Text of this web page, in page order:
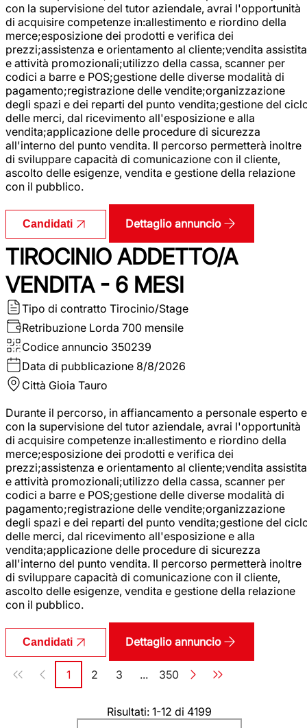
con la supervisione del tutor aziendale, avrai l'opportunità
di acquisire competenze in:allestimento e riordino della
merce;esposizione dei prodotti e verifica dei
prezzi;assistenza e orientamento al cliente;vendita assistita
e attività promozionali;utilizzo della cassa, scanner per
codici a barre e POS;gestione delle diverse modalità di
pagamento;registrazione delle vendite;organizzazione
degli spazi e dei reparti del punto vendita;gestione del
delle merci, dal ricevimento all'esposizione e alla
vendita;applicazione delle procedure di sicurezza
all'interno del punto vendita. Il percorso permetterà inoltre
di sviluppare capacità di comunicazione con il cliente,
ascolto delle esigenze, vendita e gestione della relazione
con il pubblico.
Candidati Dettaglio annuncio
TIROCINIO ADDETTO/A
VENDITA - 6 MESI
Tipo di contratto Tirocinio/Stage
Retribuzione Lorda 700 mensile
Codice annuncio 350239
Data di pubblicazione 8/8/2026
Città Gioia Tauro
Durante il percorso, in affiancamento a personale esperto e
con la supervisione del tutor aziendale, avrai l'opportunità
di acquisire competenze in:allestimento e riordino della
merce;esposizione dei prodotti e verifica dei
prezzi;assistenza e orientamento al cliente;vendita assistita
e attività promozionali;utilizzo della cassa, scanner per
codici a barre e POS;gestione delle diverse modalità di
pagamento;registrazione delle vendite;organizzazione
degli spazi e dei reparti del punto vendita;gestione del
delle merci, dal ricevimento all'esposizione e alla
vendita;applicazione delle procedure di sicurezza
all'interno del punto vendita. Il percorso permetterà inoltre
di sviluppare capacità di comunicazione con il cliente,
ascolto delle esigenze, vendita e gestione della relazione
con il pubblico.
Candidati Dettaglio annuncio
Paginazione
Pagina
1 Pagina
2 Pagina
3 ... Pagina
350
Risultati: 1-12 di 4199